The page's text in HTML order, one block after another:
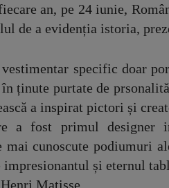
an, pe 24 iunie,
de a evidenția istoria,
specific doar
în ținute purtate de
a inspirat pictori și
a fost primul designer
mai cunoscute podiumuri
impresionantul și eternul
Matisse.